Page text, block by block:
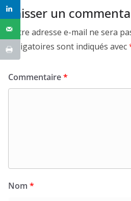
Laisser un
Votre adresse e-mail ne sera
obligatoires sont indiqués avec
Commentaire*
Nom *